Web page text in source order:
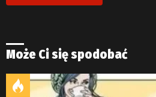
Może Ci się spodobać